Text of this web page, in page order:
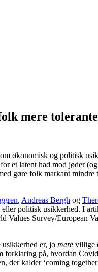
mere
økonomisk og politisk
et latent had mod jøder
gøre folk markant
, Andreas Bergh og
politisk usikkerhed. I
Values Survey/European
usikkerhed er, jo mere villige
forklaring på, hvordan
der kalder ‘coming